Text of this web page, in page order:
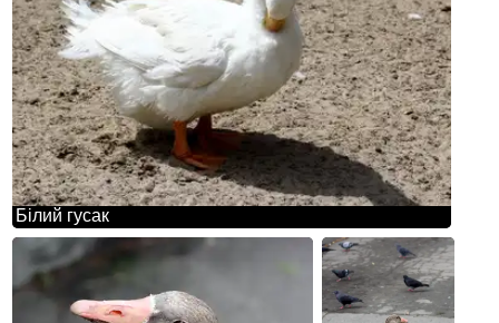
Білий гусак